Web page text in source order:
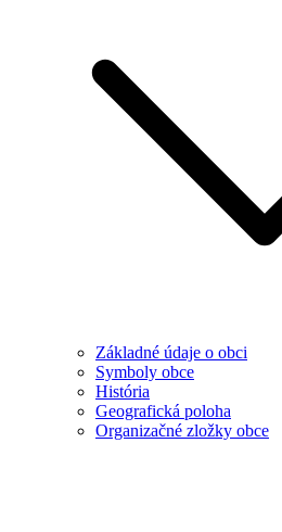
Základné údaje o obci
Symboly obce
História
Geografická poloha
Organizačné zložky obce